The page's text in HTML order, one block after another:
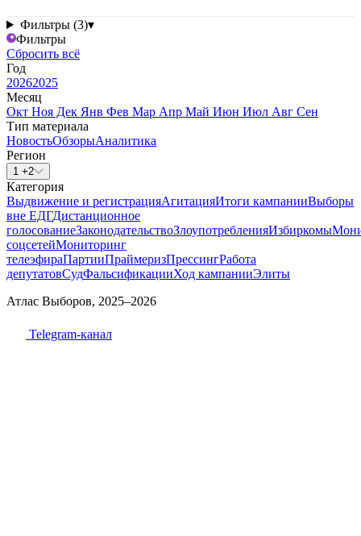
Фильтры (3)▾
Фильтры
Сбросить всё
Год
20262025
Месяц
Окт Ноя Дек Янв Фев Мар Апр Май Июн Июл Авг Сен
Тип материала
НовостьОбзорыАналитика
Регион
1 +2
Категория
Выдвижение и регистрацияАгитацияИтоги кампанииВыборы
вне ЕДГДистанционное
голосованиеЗаконодательствоЗлоупотребленияИзбиркомы
соцсетейМониторинг
телеэфираПартииПраймеризПрессингРабота
депутатовСудФальсификацииХод кампанииЭлиты
Атлас Выборов, 2025–2026
Telegram-канал